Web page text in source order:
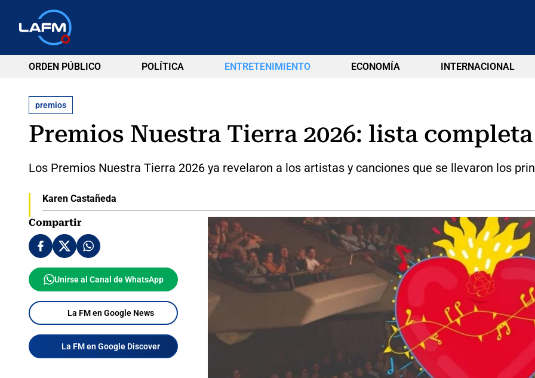
ORDEN PÚBLICO POLÍTICA ENTRETENIMIENTO ECONOMÍA INTERNACIONAL
premios
Premios Nuestra Tierra 2026: lista
Los Premios Nuestra Tierra 2026 ya revelaron a los artistas y canciones que se llevaron los
Karen Castañeda
Compartir
Unirse al Canal de WhatsApp
La FM en Google News
La FM en Google Discover